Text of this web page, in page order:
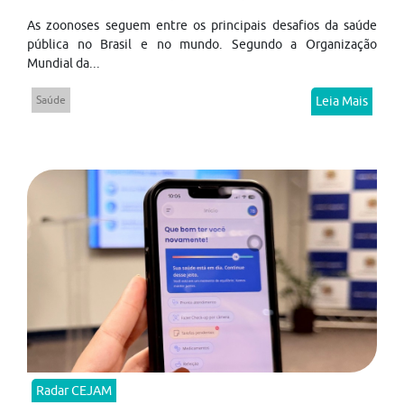
As zoonoses seguem entre os principais desafios da saúde
pública no Brasil e no mundo. Segundo a Organização
Mundial da...
Saúde Leia Mais
Radar CEJAM